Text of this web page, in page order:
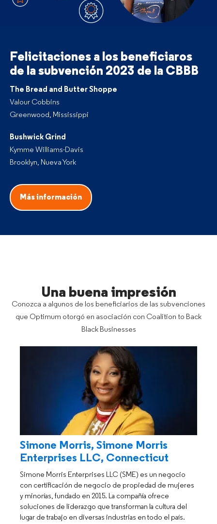
Felicitaciones a los beneficiaros
de la subvención 2023 de la CBBB
The Bread and Butter Shoppe
Valour Cobbins
Greenwood, Mississippi
Bushwick Grind
Kymme Williams-Davis
Brooklyn, Nueva York
Más información
Una buena impresión
Conozca a algunos de los beneficiarios de las subvenciones
que Optimum otorgó en asociación con Coalition to Back
Black Businesses
Simone Morris, Simone Morris
Enterprises LLC, Connecticut
Simone Morris Enterprises LLC (SME) es un negocio
con certificación de negocio de propiedad de mujeres
y minorías, fundado en 2015. La compañía ofrece
soluciones de liderazgo que transforman la cultura del
lugar de trabajo en diversas industrias en todo el país.